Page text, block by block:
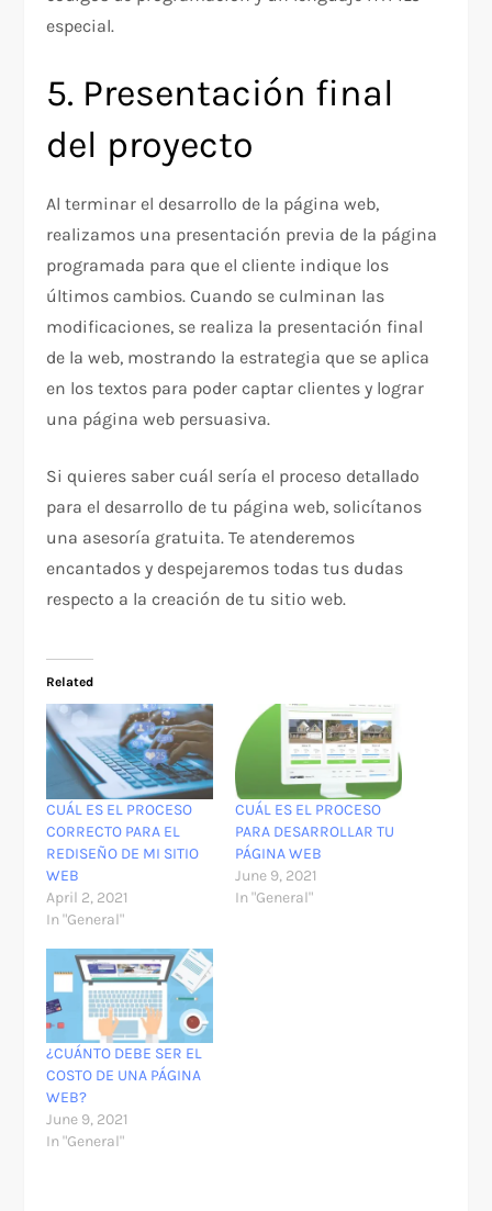
especial.
5. Presentación final
del proyecto
Al terminar el desarrollo de la página web,
realizamos una presentación previa de la página
programada para que el cliente indique los
últimos cambios. Cuando se culminan las
modificaciones, se realiza la presentación final
de la web, mostrando la estrategia que se aplica
en los textos para poder captar clientes y lograr
una página web persuasiva.
Si quieres saber cuál sería el proceso detallado
para el desarrollo de tu página web, solicítanos
una asesoría gratuita. Te atenderemos
encantados y despejaremos todas tus dudas
respecto a la creación de tu sitio web.
Related
CUÁL ES EL PROCESO
CORRECTO PARA EL
REDISEÑO DE MI SITIO
WEB
April 2, 2021
In "General"
CUÁL ES EL PROCESO
PARA DESARROLLAR TU
PÁGINA WEB
June 9, 2021
In "General"
¿CUÁNTO DEBE SER EL
COSTO DE UNA PÁGINA
WEB?
June 9, 2021
In "General"